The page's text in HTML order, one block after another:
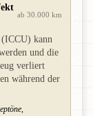
ab 30.000 km
kann
und die
verliert
während der